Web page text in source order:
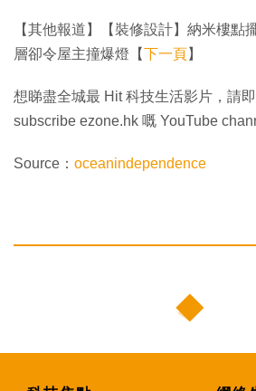
【其他報道】【裝修設計】納米樓點
層卻令屋主撞爆燈【下一頁】
想睇盡全城最 Hit 科技生活影片，請即
subscribe ezone.hk 嘅 YouTube
Source： oceanindependence